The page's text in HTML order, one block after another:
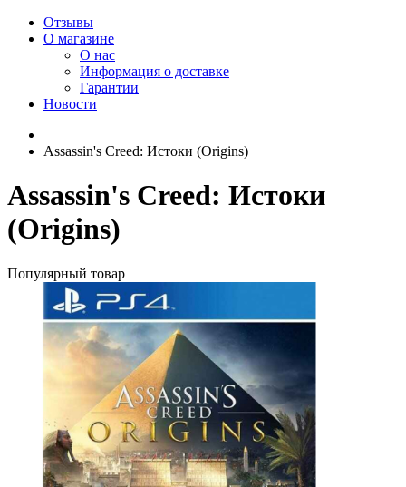
Отзывы
О магазине
О нас
Информация о доставке
Гарантии
Новости
Assassin's Creed: Истоки (Origins)
Assassin's Creed: Истоки
(Origins)
Популярный товар